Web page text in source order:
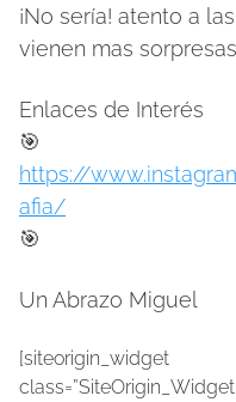
¡No sería! atento a
vienen mas
Enlaces de Interés
🎯
https://
afia/
🎯
Un Abrazo Miguel
[siteorigin_widget